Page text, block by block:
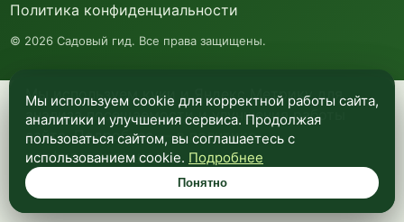
Мы используем куки и Яндекс Метрику для
анализа посещаемости и улучшения работы
сайта. Подробнее —в политике
конфиденциальности.
Понятно
Политика конфиденциальности
© 2026 Садовый гид. Все права защищены.
Мы используем cookie для корректной работы сайта,
аналитики и улучшения сервиса. Продолжая
пользоваться сайтом, вы соглашаетесь с
использованием cookie. Подробнее
Понятно